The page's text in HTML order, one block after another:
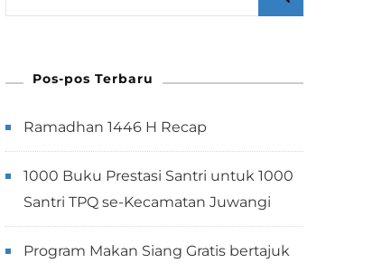
Pos-pos Terbaru
Ramadhan 1446 H Recap
1000 Buku Prestasi Santri untuk 1000
Santri TPQ se-Kecamatan Juwangi
Program Makan Siang Gratis bertajuk